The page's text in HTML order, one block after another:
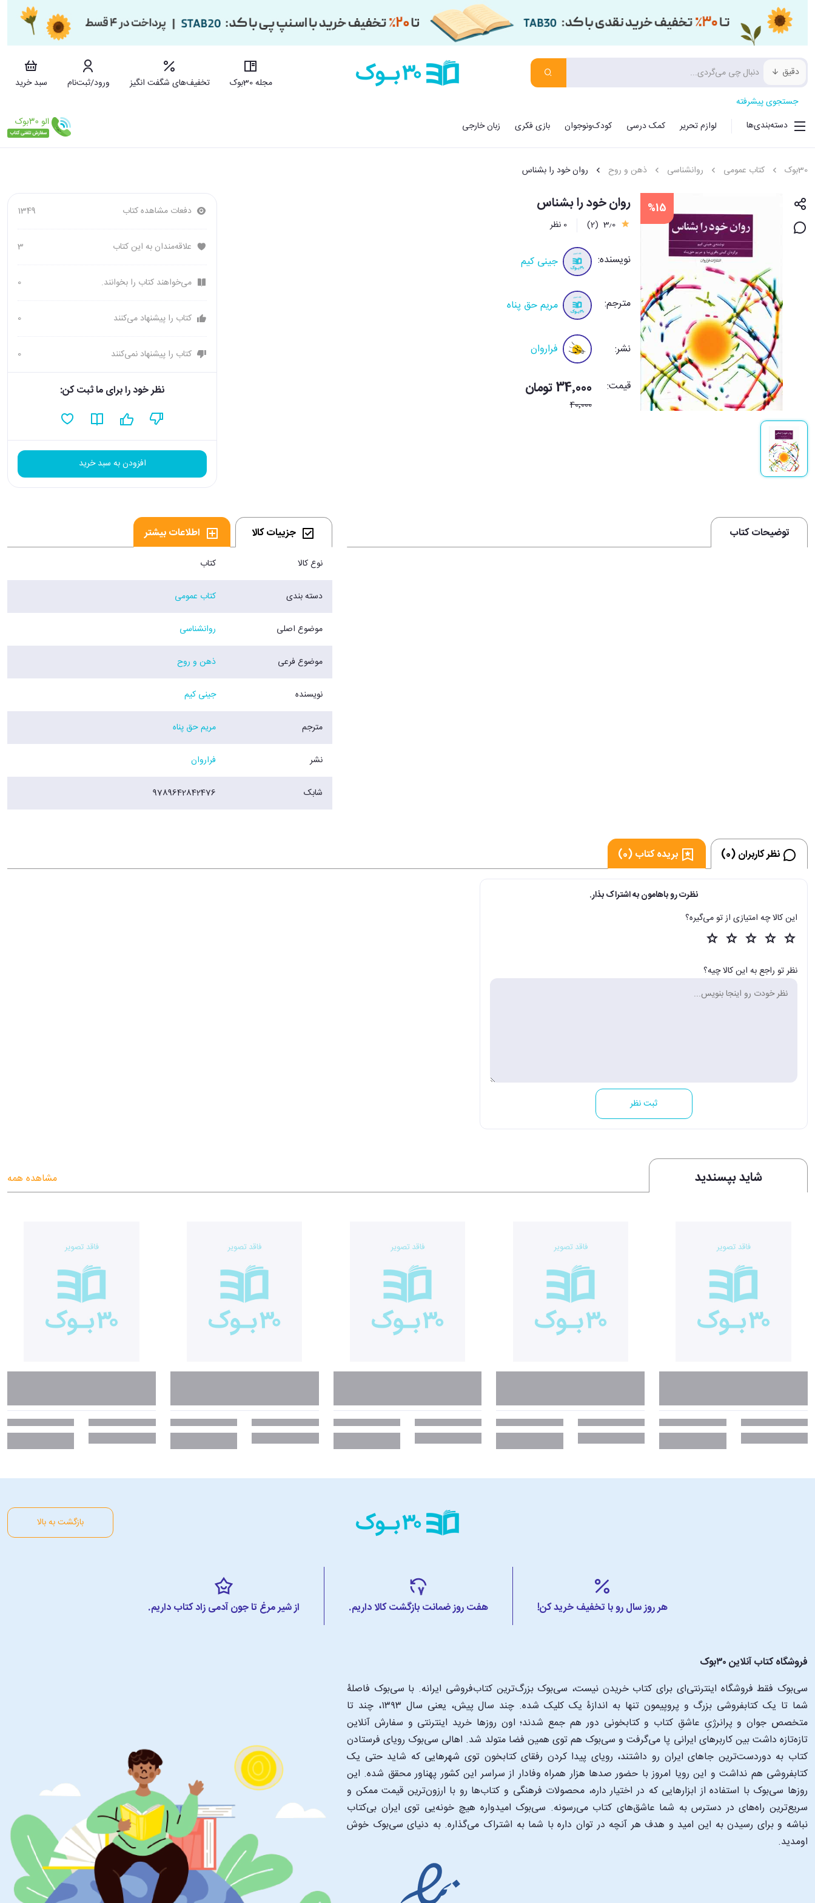
دقیق
مجله 30بوک تخفیف‌های شگفت انگیز ورود/ثبت‌نام
سبد خرید
جستجوی پیشرفته
دسته‌بندی‌ها
لوازم تحریر کمک درسی کودک‌ونوجوان بازی فکری زبان خارجی
30بوک کتاب عمومی روانشناسی ذهن و روح روان خود را بشناس
%15 روان خود را بشناس
3٫0 (2) 0 نظر
نویسنده: جینی کیم
مترجم: مریم حق پناه
نشر: فراروان
قیمت: 34٬000 تومان
40٬000
دفعات مشاهده کتاب 1349
علاقه‌مندان به این کتاب 3
می‌خواهند کتاب را بخوانند. 0
کتاب را پیشنهاد می‌کنند 0
کتاب را پیشنهاد نمی‌کنند 0
نظر خود را برای ما ثبت کن:
افزودن به سبد خرید
توضیحات کتاب جزییات کالا اطلاعات بیشتر
نوع کالا کتاب
دسته بندی کتاب عمومی
موضوع اصلی روانشناسی
موضوع فرعی ذهن و روح
نویسنده جینی کیم
مترجم مریم حق پناه
نشر فراروان
شابک 9789642842476
نظر کاربران (0) بریده کتاب (0)
نظرت رو باهامون به اشتراک بذار.
این کالا چه امتیازی از تو می‌گیره؟
نظر تو راجع به این کالا چیه؟
ثبت نظر
شاید بپسندید مشاهده همه
بازگشت به بالا
هر روز سال رو با تخفیف خرید کن! هفت روز ضمانت بازگشت کالا داریم. از شیر مرغ تا جون آدمی زاد کتاب داریم.
فروشگاه کتاب آنلاین ۳۰بوک
سی‌بوک فقط فروشگاه اینترنتی‌ای برای کتاب خریدن نیست، سی‌بوک بزرگ‌ترین کتاب‌فروشی ایرانه. با سی‌بوک فاصلۀ
شما تا یک کتابفروشی بزرگ و پروپیمون تنها به اندازۀ یک کلیک شده. چند سال پیش، یعنی سال ۱۳۹۳، چند تا
متخصص جوان و پرانرژیِ عاشقِ کتاب و کتابخونی دور هم جمع شدند؛ اون‌ روزها خرید اینترنتی و سفارش آنلاین
تازه‌تازه داشت بین کاربرهای ایرانی پا می‌گرفت و سی‌بوک هم توی همین فضا متولد شد. اهالی سی‌بوک رویای فرستادن
کتاب به دوردست‌ترین جاهای ایران رو داشتند، رویای پیدا کردن رفقای کتابخون توی شهرهایی که شاید حتی یک
کتابفروشی هم نداشت و این رویا امروز با حضور صدها هزار همراه وفادار از سراسر این کشور پهناور محقق شده. این
‌روزها سی‌بوک با استفاده از ابزارهایی که در اختیار داره، محصولات فرهنگی و کتاب‌ها رو با ارزون‌ترین قیمت ممکن و
سریع‌ترین راه‌های در دسترس به شما عاشق‌های کتاب می‌رسونه. سی‌بوک امیدواره هیچ خونه‌یی توی ایران بی‌کتاب
نباشه و برای رسیدن به این امید و هدف هر آنچه در توان داره با شما به اشتراک می‌گذاره. به دنیای سی‌بوک خوش
اومدید.